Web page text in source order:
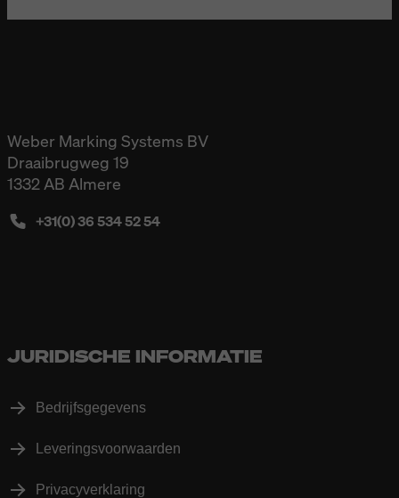
Weber Marking Systems BV
Draaibrugweg 19
1332 AB Almere
+31(0) 36 534 52 54
JURIDISCHE INFORMATIE
Bedrijfsgegevens
Leveringsvoorwaarden
Privacyverklaring